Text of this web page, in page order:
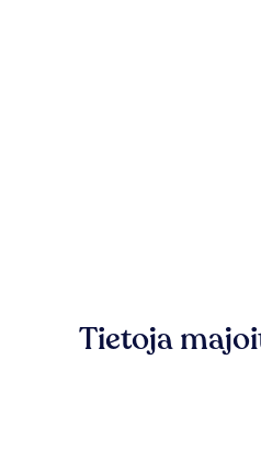
Tietoja